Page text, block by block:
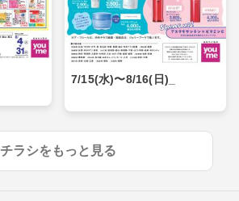
7/15(水)〜8/16(日)_
チラシをもっと見る